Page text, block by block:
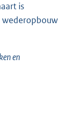
is
wederopbouw
en